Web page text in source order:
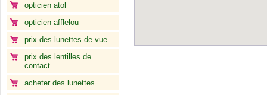
opticien atol
opticien afflelou
prix des lunettes de vue
prix des lentilles de
contact
acheter des lunettes